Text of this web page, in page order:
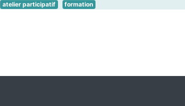
atelier participatif formation